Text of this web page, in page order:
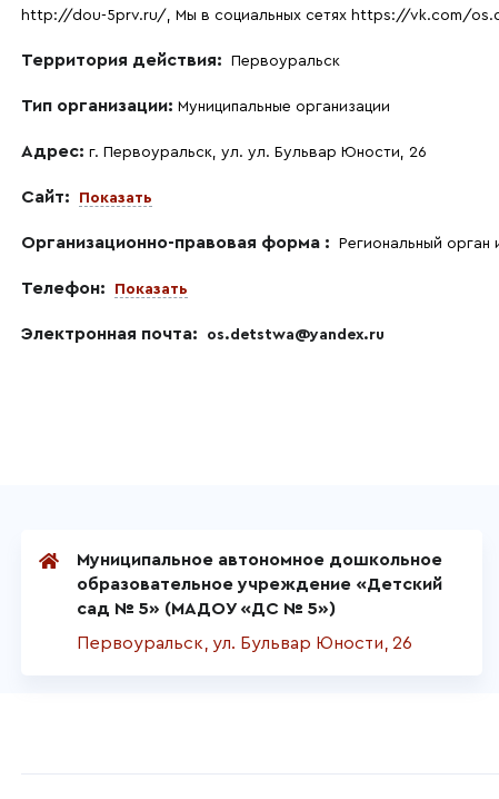
http://dou-5prv.ru/, Мы в социальных сетях https://vk.com/
Территория действия: Первоуральск
Тип организации: Муниципальные организации
Адрес: г. Первоуральск, ул. ул. Бульвар Юности, 26
Сайт: Показать
Организационно-правовая форма : Региональный орган
Телефон: Показать
Электронная почта: os.detstwa@yandex.ru
Муниципальное автономное дошкольное
образовательное учреждение «Детский
сад № 5» (МАДОУ «ДС № 5»)
Первоуральск, ул. Бульвар Юности, 26